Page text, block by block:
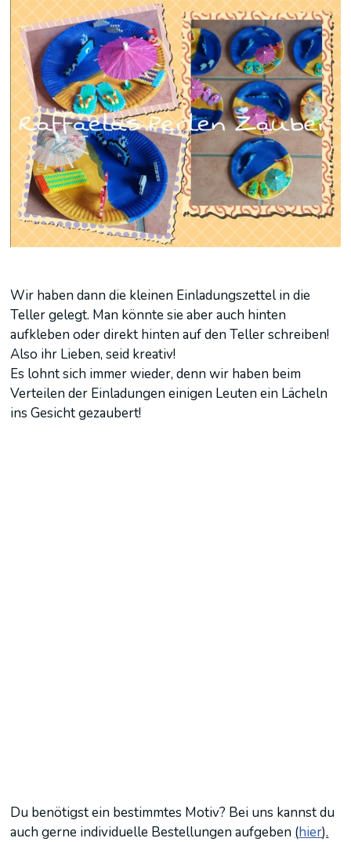
Wir haben dann die kleinen Einladungszettel in die
Teller gelegt. Man könnte sie aber auch hinten
aufkleben oder direkt hinten auf den Teller schreiben!
Also ihr Lieben, seid kreativ!
Es lohnt sich immer wieder, denn wir haben beim
Verteilen der Einladungen einigen Leuten ein Lächeln
ins Gesicht gezaubert!
Du benötigst ein bestimmtes Motiv? Bei uns kannst du
auch gerne individuelle Bestellungen aufgeben (hier).